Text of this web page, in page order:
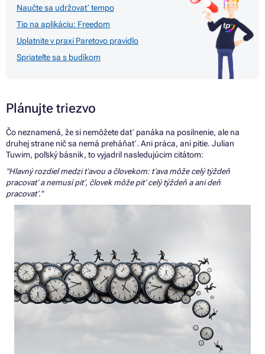
Naučte sa udržovať tempo
Tip na aplikáciu: Freedom
Uplatnite v praxi Paretovo pravidlo
Spriateľte sa s budíkom
Plánujte triezvo
Čo neznamená, žesi nemôžete dať panáka na posilnenie, ale na
druhej strane ničsa nemá preháňať. Ani práca, ani pitie. Julian
Tuwim, poľský básnik, tovyjadril nasledujúcim citátom:
"Hlavný rozdiel medzi ťavouačlovekom: ťava môže celý týždeň
pracovaťanemusí piť, človek môže piť celý týždeň aani deň
pracovať."